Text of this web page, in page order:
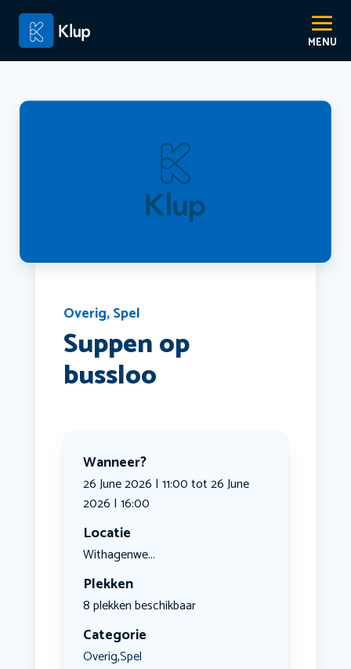
Overig,Spel
Suppen op
bussloo
Wanneer?
26 June 2026 | 11:00 tot 26 June
2026 | 16:00
Locatie
Withagenwe...
Plekken
8 plekken beschikbaar
Categorie
Overig,Spel